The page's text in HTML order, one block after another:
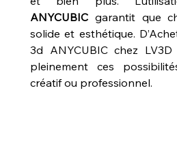
ANYCUBIC garantit que
solide et esthétique.
3d ANYCUBIC chez LV3D
pleinement ces
créatif ou professionnel.